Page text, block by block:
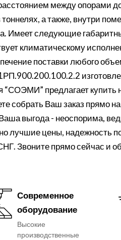
между опорами
а также, внутри
Имеет следующие
климатическому
поставки любого
предлагает купить
собрать Ваш заказ прямо
выгода - неоспорима,
лучшие цены, надежность
Звоните прямо сейчас и
Современное
оборудование
Высокие
производственные